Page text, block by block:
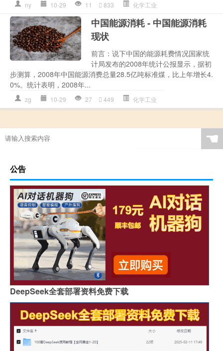
ny 10-29 11 833 化学工业
中国能源消耗 - 中国能源消耗
现状
前言：说下中国的能源耗费情况国家统
计局发布的2008年统计公报显示，据初
步测算，2008年中国能源消费总量28.5亿吨标准煤，比上年增长4.
0%。统计表明，2008年...
zg 10-29 27 449 化学工业
☚
公告
DeepSeek全套部署资料免费下载